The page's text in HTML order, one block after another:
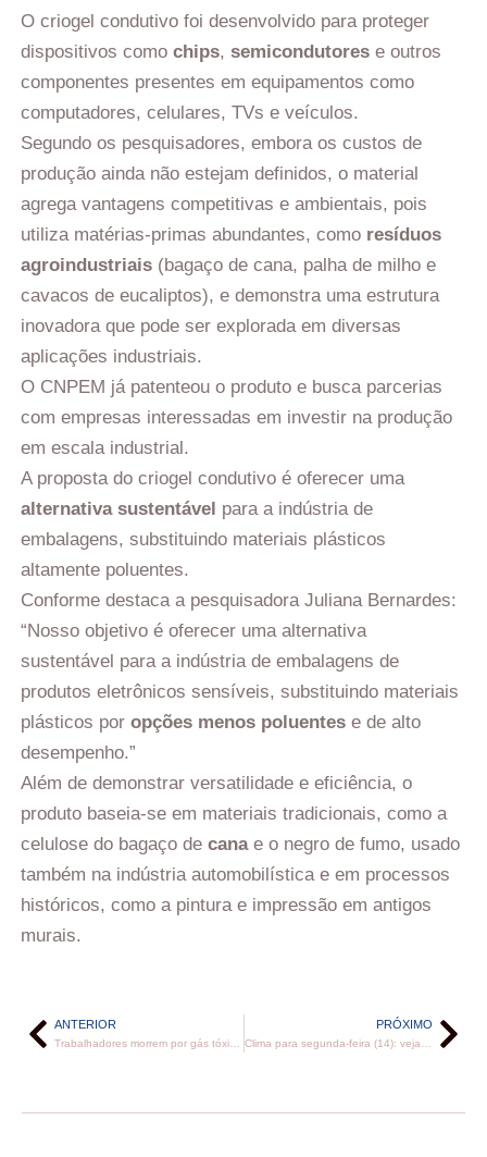
O criogel condutivo foi desenvolvido para proteger
dispositivos como chips, semicondutores e outros
componentes presentes em equipamentos como
computadores, celulares, TVs e veículos.
Segundo os pesquisadores, embora os custos de
produção ainda não estejam definidos, o material
agrega vantagens competitivas e ambientais, pois
utiliza matérias-primas abundantes, como resíduos
agroindustriais (bagaço de cana, palha de milho e
cavacos de eucaliptos), e demonstra uma estrutura
inovadora que pode ser explorada em diversas
aplicações industriais.
O CNPEM já patenteou o produto e busca parcerias
com empresas interessadas em investir na produção
em escala industrial.
A proposta do criogel condutivo é oferecer uma
alternativa sustentável para a indústria de
embalagens, substituindo materiais plásticos
altamente poluentes.
Conforme destaca a pesquisadora Juliana Bernardes:
“Nosso objetivo é oferecer uma alternativa
sustentável para a indústria de embalagens de
produtos eletrônicos sensíveis, substituindo materiais
plásticos por opções menos poluentes e de alto
desempenho.”
Além de demonstrar versatilidade e eficiência, o
produto baseia-se em materiais tradicionais, como a
celulose do bagaço de canae o negro de fumo, usado
também na indústria automobilística e em processos
históricos, como a pintura e impressão em antigos
murais.
ANTERIOR
Trabalhadores morrem por gás tóxico em fábrica de doce de leite
PRÓXIMO
Clima para segunda-feira (14): veja onde vai chover nesta semana